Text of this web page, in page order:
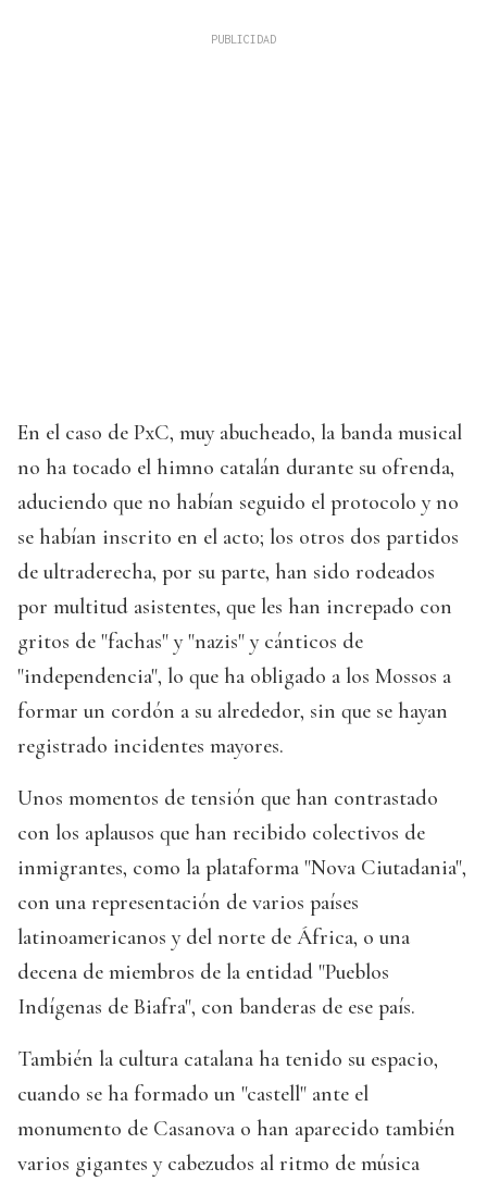
En el caso de PxC, muy abucheado, la banda musical
no ha tocado el himno catalán durante su ofrenda,
aduciendo que no habían seguido el protocolo y no
se habían inscrito en el acto; los otros dos partidos
de ultraderecha, por su parte, han sido rodeados
por multitud asistentes, que les han increpado con
gritos de "fachas" y "nazis" y cánticos de
"independencia", lo que ha obligado a los Mossos a
formar un cordón a su alrededor, sin que se hayan
registrado incidentes mayores.
Unos momentos de tensión que han contrastado
con los aplausos que han recibido colectivos de
inmigrantes, como la plataforma "Nova Ciutadania",
con una representación de varios países
latinoamericanos y del norte de África, o una
decena de miembros de la entidad "Pueblos
Indígenas de Biafra", con banderas de ese país.
También la cultura catalana ha tenido su espacio,
cuando se ha formado un "castell" ante el
monumento de Casanova o han aparecido también
varios gigantes y cabezudos al ritmo de música